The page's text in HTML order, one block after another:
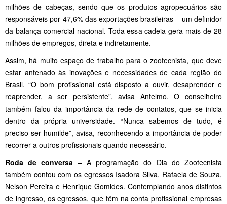
milhões de cabeças, sendo que os produtos agropecuários são
responsáveis por 47,6% das exportações brasileiras – um definidor
da balança comercial nacional. Toda essa cadeia gera mais de 28
milhões de empregos, direta e indiretamente.
Assim, há muito espaço de trabalho para o zootecnista, que deve
estar antenado às inovações e necessidades de cada região do
Brasil. “O bom profissional está disposto a ouvir, desaprender e
reaprender, a ser persistente”, avisa Antelmo. O conselheiro
também falou da importância da rede de contatos, que se inicia
dentro da própria universidade. “Nunca sabemos de tudo, é
preciso ser humilde”, avisa, reconhecendo a importância de poder
recorrer a outros profissionais quando necessário.
Roda de conversa –A programação do Dia do Zootecnista
também contou com os egressos Isadora Silva, Rafaela de Souza,
Nelson Pereira e Henrique Gomides. Contemplando anos distintos
de ingresso, os egressos, que têm na conta profissional empresas